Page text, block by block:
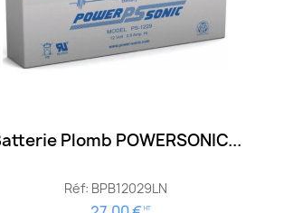
Plomb POWERSONIC...
Réf: BPB12029LN
HT